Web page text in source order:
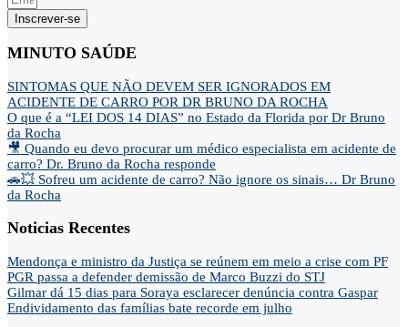
Inscrever-se
MINUTO SAÚDE
SINTOMAS QUE NÃO DEVEM SER IGNORADOS EM
ACIDENTE DE CARRO POR DR BRUNO DA ROCHA
O que é a “LEI DOS 14 DIAS” no Estado da Florida por Dr Bruno
da Rocha
🎥 Quando eu devo procurar um médico especialista em acidente de
carro? Dr. Bruno da Rocha responde
🚗💥 Sofreu um acidente de carro? Não ignore os sinais… Dr Bruno
da Rocha
Noticias Recentes
Mendonça e ministro da Justiça se reúnem em meio a crise com PF
PGR passa a defender demissão de Marco Buzzi do STJ
Gilmar dá 15 dias para Soraya esclarecer denúncia contra Gaspar
Endividamento das famílias bate recorde em julho